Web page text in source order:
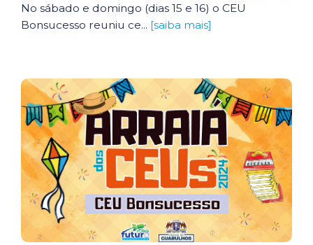
No sábado e domingo (dias 15 e 16) o CEU
Bonsucesso reuniu ce... [saiba mais]